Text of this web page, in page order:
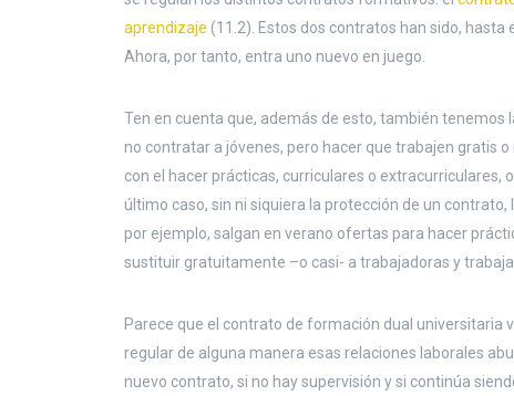
aprendizaje (11.2). Estos dos contratos han sido,
Ahora, por tanto, entra uno nuevo en juego.
Ten en cuenta que, además de esto, también tenemos
no contratar a jóvenes, pero hacer que trabajen gratis
con el hacer prácticas, curriculares o extracurriculares,
último caso, sin ni siquiera la protección de un
por ejemplo, salgan en verano ofertas para hacer
sustituir gratuitamente –o casi- a trabajadoras y
Parece que el contrato de formación dual universitaria
regular de alguna manera esas relaciones laborales
nuevo contrato, si no hay supervisión y si continúa